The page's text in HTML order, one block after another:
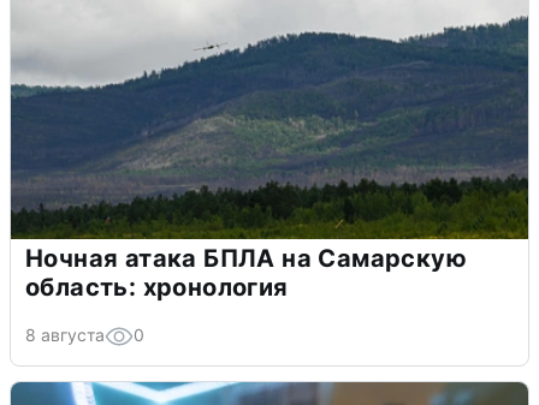
Ночная атака БПЛА на Самарскую
область: хронология
8 августа 0